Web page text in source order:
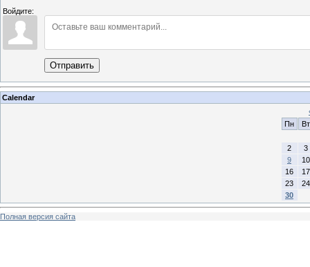
Войдите:
Отправить
Calendar
Пн
Вт
2
3
9
10
16
17
23
24
30
Полная версия сайта